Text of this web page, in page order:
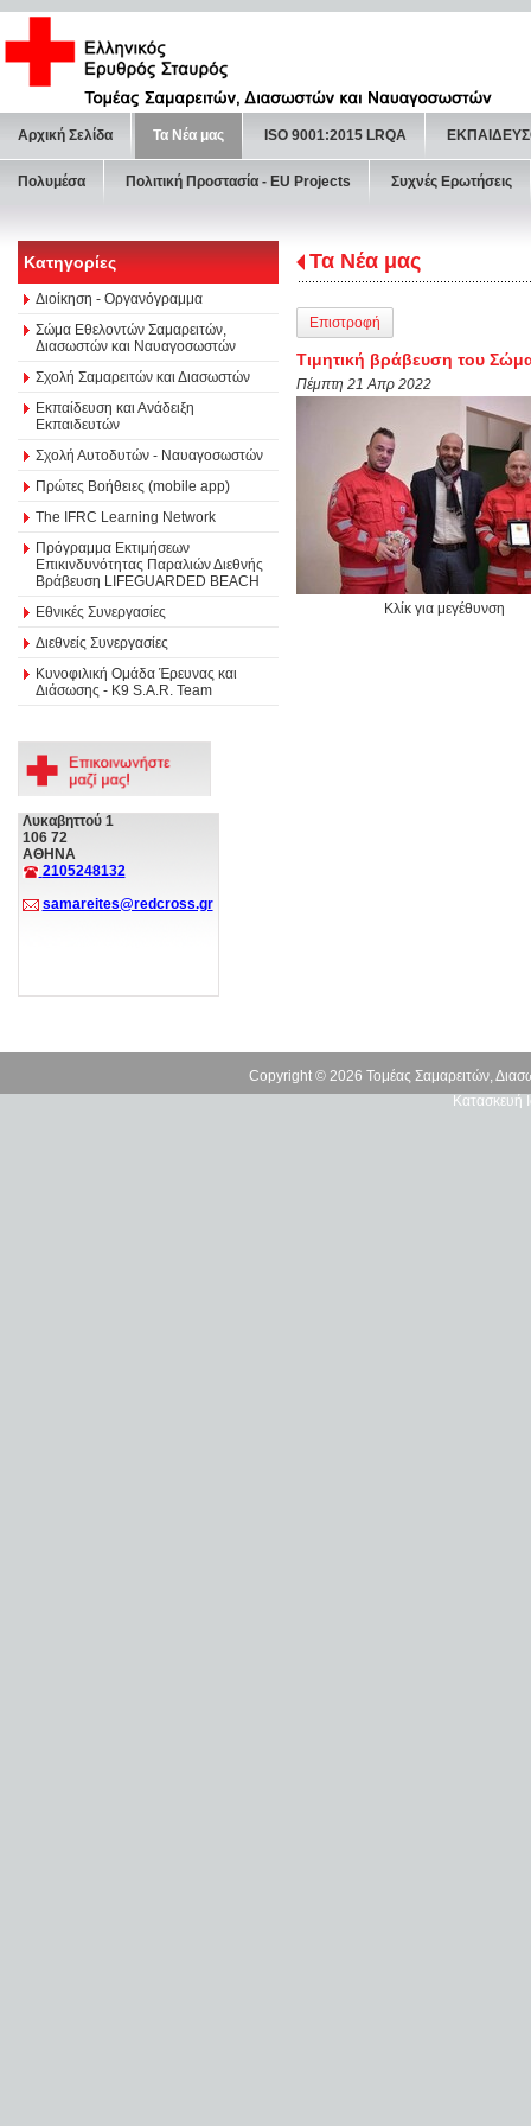
Αρχική Σελίδα Τα Νέα μας ISO 9001:2015 LRQA
Πολυμέσα Πολιτική Προστασία - ΕU Projects Συχνές Ερωτήσεις
Κατηγορίες
Διοίκηση - Οργανόγραμμα
Σώμα Εθελοντών Σαμαρειτών,
Διασωστών και Ναυαγοσωστών
Σχολή Σαμαρειτών και Διασωστών
Εκπαίδευση και Ανάδειξη
Εκπαιδευτών
Σχολή Αυτοδυτών - Ναυαγοσωστών
Πρώτες Βοήθειες (mobile app)
The IFRC Learning Network
Πρόγραμμα Εκτιμήσεων
Επικινδυνότητας Παραλιών Διεθνής
Βράβευση LIFEGUARDED BEACH
Εθνικές Συνεργασίες
Διεθνείς Συνεργασίες
Κυνοφιλική Ομάδα Έρευνας και
Διάσωσης - Κ9 S.A.R. Team
Λυκαβηττού 1
106 72
ΑΘΗΝΑ
2105248132
samareites@redcross.gr
Τα Νέα μας
Επιστροφή
Τιμητική βράβευση του
Πέμπτη 21 Απρ 2022
Κλίκ για μεγέθυνση
Copyright © 2026 Τομέας Σαμαρειτών,
Κατασκευή